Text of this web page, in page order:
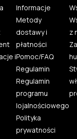
i
Informacje
Metody
dostawy i
płatności
Pomoc/FAQ
Regulamin
Regulamin
programu
lojalnościowego
Polityka
prywatności
z